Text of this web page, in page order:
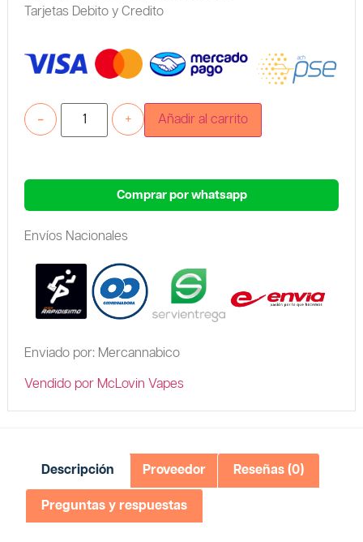
Tarjetas Debito y Credito
+
- Añadir al carrito
Comprar por whatsapp
Envíos Nacionales
Enviado por: Mercannabico
Vendido por McLovin Vapes
Descripción Proveedor Reseñas (0)
Preguntas y respuestas